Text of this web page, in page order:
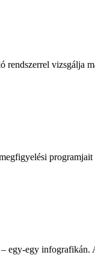
rendszerrel vizsgálja
egy-egy